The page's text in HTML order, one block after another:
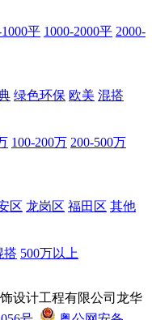
平 1000-2000平 2000-
绿色环保 欧美 混搭
100-200万 200-500万
区 龙岗区 福田区 其他
搭 500万以上
设计工程有限公司龙华